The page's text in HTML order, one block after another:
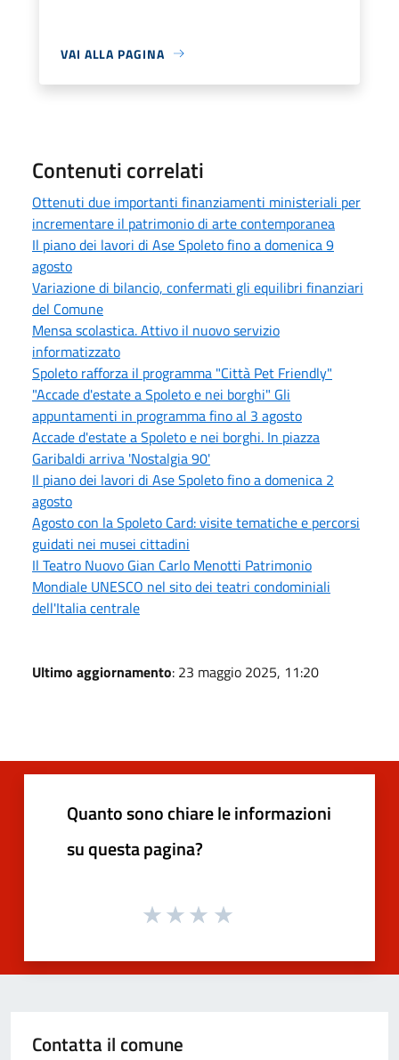
VAI ALLA PAGINA
Contenuti correlati
Ottenuti due importanti finanziamenti ministeriali per
incrementare il patrimonio di arte contemporanea
Il piano dei lavori di Ase Spoleto fino a domenica 9
agosto
Variazione di bilancio, confermati gli equilibri finanziari
del Comune
Mensa scolastica. Attivo il nuovo servizio
informatizzato
Spoleto rafforza il programma "Città Pet Friendly"
"Accade d'estate a Spoleto e nei borghi" Gli
appuntamenti in programma fino al 3 agosto
Accade d'estate a Spoleto e nei borghi. In piazza
Garibaldi arriva 'Nostalgia 90'
Il piano dei lavori di Ase Spoleto fino a domenica 2
agosto
Agosto con la Spoleto Card: visite tematiche e percorsi
guidati nei musei cittadini
Il Teatro Nuovo Gian Carlo Menotti Patrimonio
Mondiale UNESCO nel sito dei teatri condominiali
dell'Italia centrale
Ultimo aggiornamento: 23 maggio 2025, 11:20
Quanto sono chiare le informazioni
su questa pagina?
Contatta il comune